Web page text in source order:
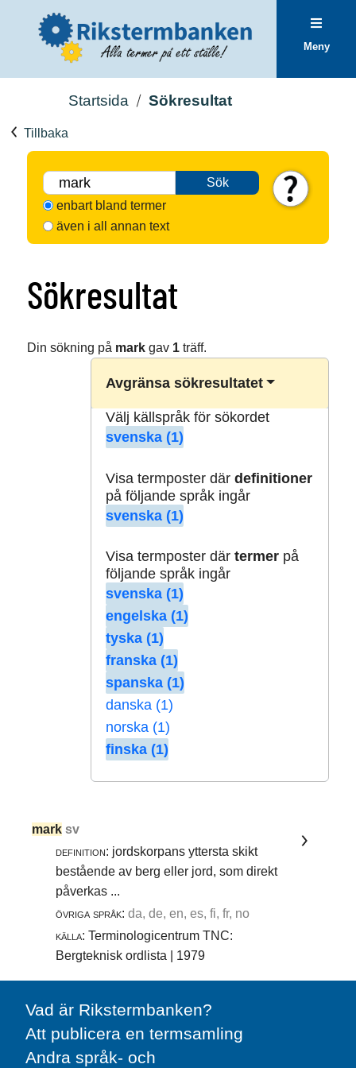
Meny
Startsida Sökresultat
Tillbaka
Sök
enbart bland termer
även i all annan text
Sökresultat
Din sökning på markgav 1träff.
Avgränsa sökresultatet
Välj källspråk för sökordet
svenska (1)
Visa termposter där definitioner
på följande språk ingår
svenska (1)
Visa termposter där termerpå
följande språk ingår
svenska (1)
engelska (1)
tyska (1)
franska (1)
spanska (1)
danska (1)
norska (1)
finska (1)
mark sv
definition: jordskorpans yttersta skikt
bestående av berg eller jord, som direkt
påverkas ...
övriga språk: da, de, en, es, fi, fr, no
källa: Terminologicentrum TNC:
Bergteknisk ordlista | 1979
Vad är Rikstermbanken?
Att publicera en termsamling
Andra språk- och